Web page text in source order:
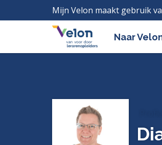
Mijn Velon maakt gebruik
Naar